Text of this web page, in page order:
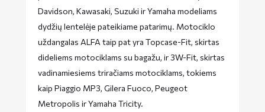
Davidson, Kawasaki, Suzuki ir Yamaha modeliams
dydžių lentelėje pateikiame patarimų. Motociklo
uždangalas ALFA taip pat yra Topcase-Fit, skirtas
dideliems motociklams su bagažu, ir 3W-Fit, skirtas
vadinamiesiems triračiams motociklams, tokiems
kaip Piaggio MP3, Gilera Fuoco, Peugeot
Metropolis ir Yamaha Tricity.